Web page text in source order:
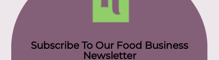
Subscribe To Our Food Business
Newsletter